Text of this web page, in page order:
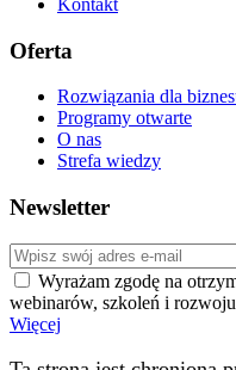
Kontakt
Oferta
Rozwiązania dla
Programy otwarte
O nas
Strefa wiedzy
Newsletter
Wyrażam zgodę na
webinarów, szkoleń i
Więcej